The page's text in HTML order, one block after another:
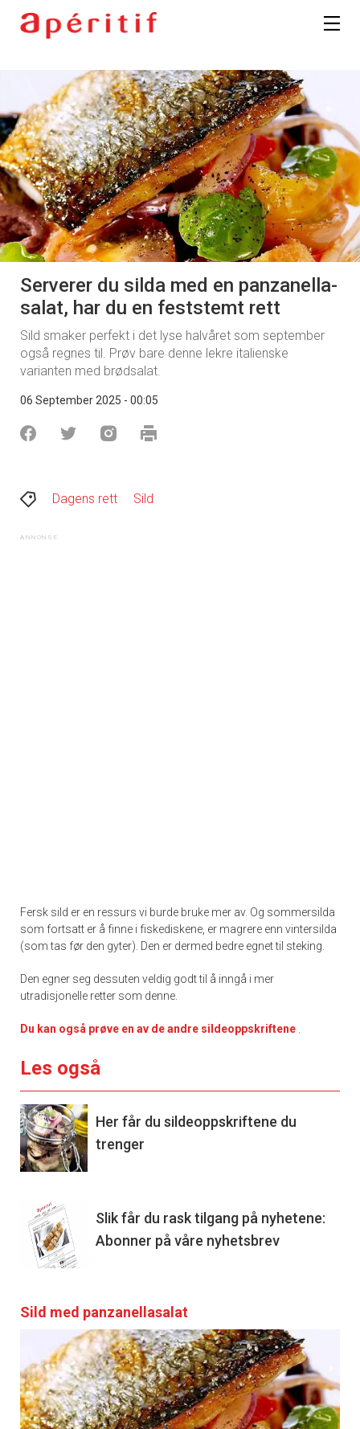
Serverer du silda med en panzanella-
salat, har du en feststemt rett
Sild smaker perfekt i det lyse halvåret som september
også regnes til. Prøv bare denne lekre italienske
varianten med brødsalat.
06 September 2025 - 00:05
Dagens rett Sild
Fersk sild er en ressurs vi burde bruke mer av. Og sommersilda
som fortsatt er å finne i fiskediskene, er magrere enn vintersilda
(som tas før den gyter). Den er dermed bedre egnet til steking.
Den egner seg dessuten veldig godt til å inngå i mer
utradisjonelle retter som denne.
Du kan også prøve en av de andre sildeoppskriftene
Les også
Her får du sildeoppskriftene du
trenger
Slik får du rask tilgang på nyhetene:
Abonner på våre nyhetsbrev
Sild med panzanellasalat